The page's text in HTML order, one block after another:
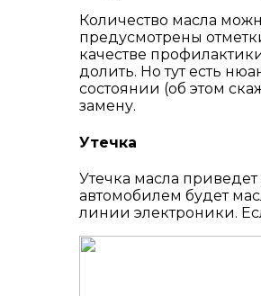
Количество масла
предусмотрены
качестве
долить. Но тут есть
состоянии (об этом
замену.
Утечка
Утечка масла
автомобилем будет
линии электроники.